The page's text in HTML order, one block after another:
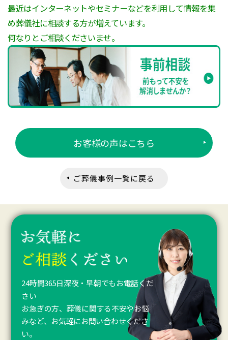
最近はインターネットやセミナーなどを利用して情報を集
め葬儀社に相談する方が増えています。
何なりとご相談くださいませ。
お客様の声はこちら
ご葬儀事例一覧に戻る
24時間365日深夜・早朝でもお電話くだ
さい
お急ぎの方、葬儀に関する不安やお悩
みなど、お気軽にお問い合わせくださ
い。